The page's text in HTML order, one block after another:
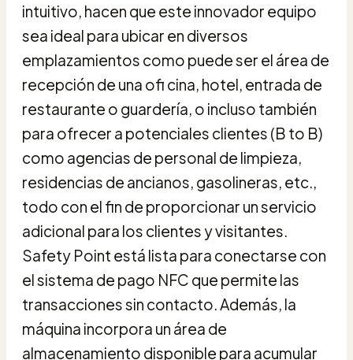
intuitivo, hacen que este innovador equipo
sea ideal para ubicar en diversos
emplazamientos como puede ser el área de
recepción de una ofi cina, hotel, entrada de
restaurante o guardería, o incluso también
para ofrecer a potenciales clientes (B to B)
como agencias de personal de limpieza,
residencias de ancianos, gasolineras, etc.,
todo con el fin de proporcionar un servicio
adicional para los clientes y visitantes.
Safety Point está lista para conectarse con
el sistema de pago NFC que permite las
transacciones sin contacto. Además, la
máquina incorpora un área de
almacenamiento disponible para acumular